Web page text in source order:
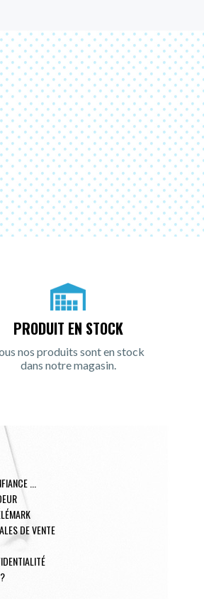
PRODUIT EN STOCK
nos produits sont en stock
dans notre magasin.
...
DE VENTE